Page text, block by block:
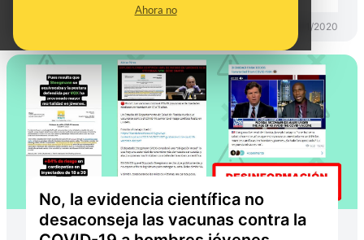
Ahora no
01/11/2020
No, la evidencia científica no
desaconseja las vacunas contra la